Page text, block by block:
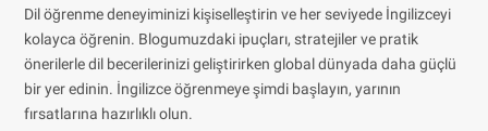
Dil öğrenme deneyiminizi kişiselleştirin ve her seviyede İngilizceyi
kolayca öğrenin. Blogumuzdaki ipuçları, stratejiler ve pratik
önerilerle dil becerilerinizi geliştirirken global dünyada daha güçlü
bir yer edinin. İngilizce öğrenmeye şimdi başlayın, yarının
fırsatlarına hazırlıklı olun.